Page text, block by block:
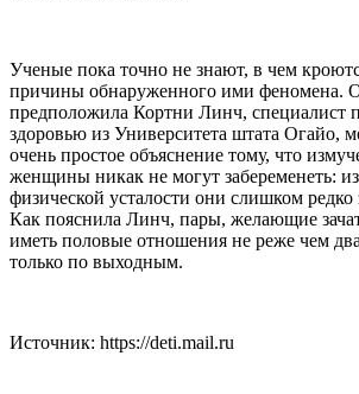
Ученые пока точно не знают, в чем
причины обнаруженного ими феномена.
предположила Кортни Линч, специалист
здоровью из Университета штата Огайо,
очень простое объяснение тому, что
женщины никак не могут забеременеть:
физической усталости они слишком редко
Как пояснила Линч, пары, желающие
иметь половые отношения не реже чем
только по выходным.
Источник: https://deti.mail.ru